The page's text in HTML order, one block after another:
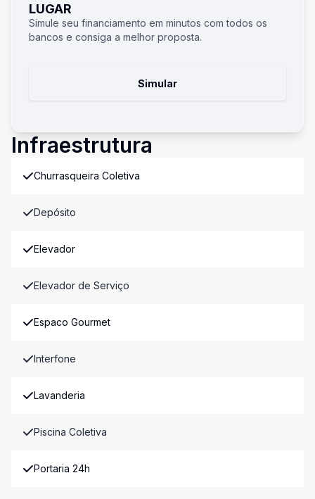
LUGAR
Simule seu financiamento em minutos com todos os
bancos e consiga a melhor proposta.
Simular
Infraestrutura
Churrasqueira Coletiva
Depósito
Elevador
Elevador de Serviço
Espaco Gourmet
Interfone
Lavanderia
Piscina Coletiva
Portaria 24h